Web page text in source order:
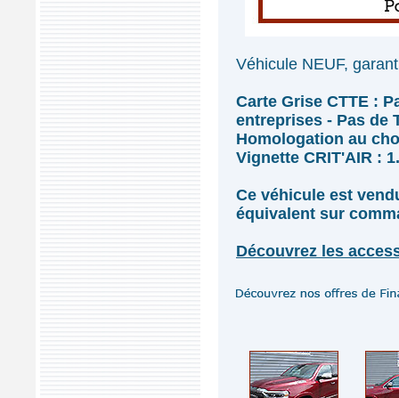
Véhicule NEUF,
Carte Grise CTTE :
entreprises - Pas de
Homologation au
Vignette CRIT'AIR : 1.
Ce véhicule est
équivalent sur
Découvrez les